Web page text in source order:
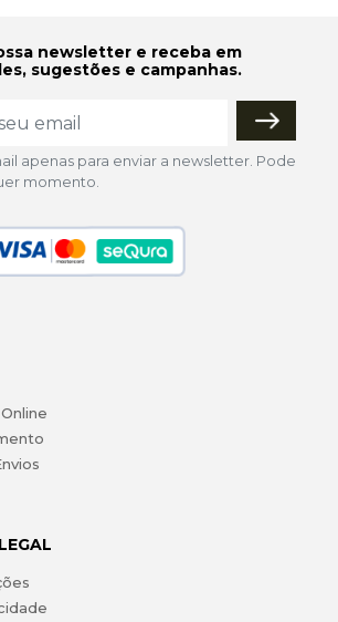
newsletter e receba em
sugestões e campanhas.
apenas para enviar a newsletter. Pode
momento.